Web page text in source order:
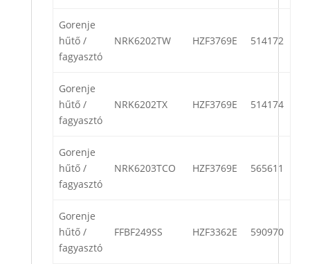
Gorenje
hűtő /
fagyasztó
NRK6202TW HZF3769E 514172
Gorenje
hűtő /
fagyasztó
NRK6202TX HZF3769E 514174
Gorenje
hűtő /
fagyasztó
NRK6203TCO HZF3769E 565611
Gorenje
hűtő /
fagyasztó
FFBF249SS HZF3362E 590970